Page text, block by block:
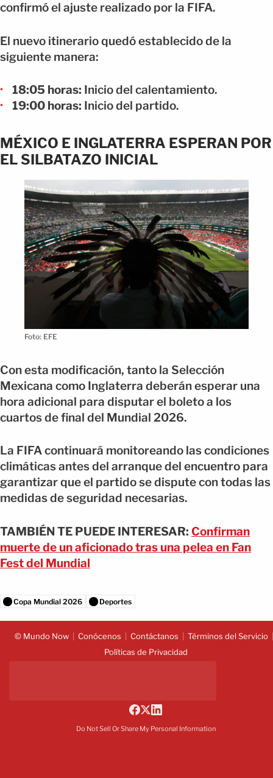
confirmó el ajuste realizado por la FIFA.
El nuevo itinerario quedó establecido de la
siguiente manera:
18:05 horas: Inicio del calentamiento.
19:00 horas: Inicio del partido.
MÉXICO E INGLATERRA ESPERAN POR
EL SILBATAZO INICIAL
Foto: EFE
Con esta modificación, tanto la Selección
Mexicana como Inglaterra deberán esperar una
hora adicional para disputar el boleto a los
cuartos de final del Mundial 2026.
La FIFA continuará monitoreando las condiciones
climáticas antes del arranque del encuentro para
garantizar que el partido se dispute con todas las
medidas de seguridad necesarias.
TAMBIÉN TE PUEDE INTERESAR: Confirman
muerte de un aficionado tras una pelea en Fan
Fest del Mundial
Copa Mundial 2026 Deportes
© Mundo Now Conócenos Contáctanos
Términos del Servicio
Políticas de Privacidad
Do Not Sell Or Share My Personal Information